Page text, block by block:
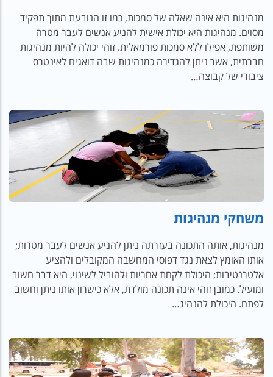
מנהיגות היא אינה שאלה של סמכות, כמו זו הנובעת מתוך תפקיד
מסוים. מנהיגות היא יכולת אישית להניע אנשים לעבר מטרה
משותפת, אפילו ללא סמכות פורמאלית. זוהי יכולה להיות מנהיגות
חברתית, אשר ניתן להגדירה כמנהיגות שבה דואגים לאינטרס
ציבורי של קבוצה…
משחקי מנהיגות
מנהיגות, אותה התכונה בעזרתה ניתן להניע אנשים לעבר מטרות;
אותו האומץ לצאת נגד דפוסי המחשבה המקובלים ולהציע
אלטרנטיבות; היכולת לקחת אחריות ולהוביל לשינוי, היא דבר חשוב
ומועיל. כמובן זוהי אינה תכונה מולדת, אלא כישרון אותו ניתן וחשוב
לפתח. היכולת להנהיג…